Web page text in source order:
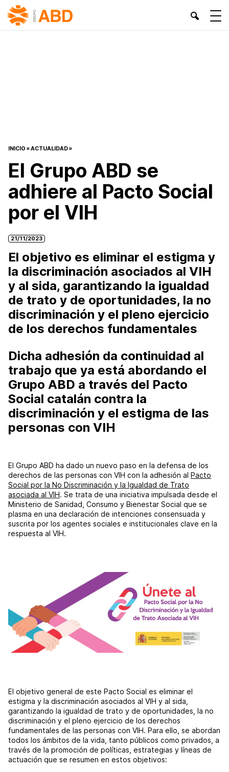
INICIO »ACTUALIDAD»
El Grupo ABD se
adhiere al Pacto Social
por el VIH
21/11/2023
El objetivo es eliminar el estigma y
la discriminación asociados al VIH
y al sida, garantizando la igualdad
de trato y de oportunidades, la no
discriminación y el pleno ejercicio
de los derechos fundamentales
Dicha adhesión da continuidad al
trabajo que ya está abordando el
Grupo ABD a través del Pacto
Social catalán contra la
discriminación y el estigma de las
personas con VIH
El Grupo ABD ha dado un nuevo paso en la defensa de los
derechos de las personas con VIH con la adhesión al Pacto
Social por la No Discriminación y la Igualdad de Trato
asociada al VIH. Se trata de una iniciativa impulsada desde el
Ministerio de Sanidad, Consumo y Bienestar Social que se
plasma en una declaración de intenciones consensuada y
suscrita por los agentes sociales e institucionales clave en la
respuesta al VIH.
El objetivo general de este Pacto Social es eliminar el
estigma y la discriminación asociados al VIH y al sida,
garantizando la igualdad de trato y de oportunidades, la no
discriminación y el pleno ejercicio de los derechos
fundamentales de las personas con VIH. Para ello, se abordan
todos los ámbitos de la vida, tanto públicos como privados, a
través de la promoción de políticas, estrategias y líneas de
actuación que se resumen en estos objetivos: